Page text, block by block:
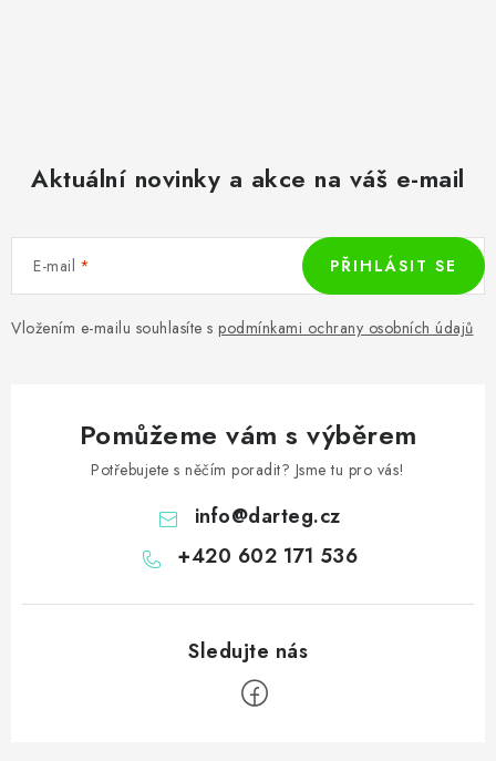
Aktuální novinky a akce na váš e-mail
E-mail
Vložením e-mailu souhlasíte s podmínkami ochrany osobních údajů
PŘIHLÁSIT SE
Pomůžeme vám s výběrem
Potřebujete s něčím poradit? Jsme tu pro vás!
info@darteg.cz
+420 602 171 536